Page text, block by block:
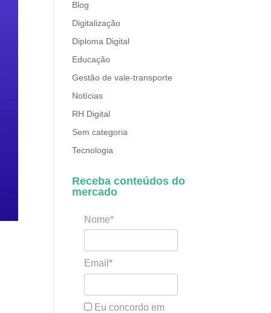
Blog
Digitalização
Diploma Digital
Educação
Gestão de vale-transporte
Notícias
RH Digital
Sem categoria
Tecnologia
Receba conteúdos do
mercado
Nome*
Email*
Eu concordo em